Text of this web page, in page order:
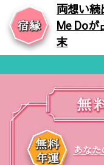
両想い
Me Do
末
あな